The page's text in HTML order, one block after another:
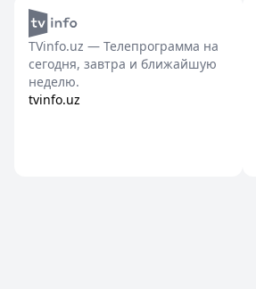
TVinfo.uz — Телепрограмма на
сегодня, завтра и ближайшую
неделю.
tvinfo.uz